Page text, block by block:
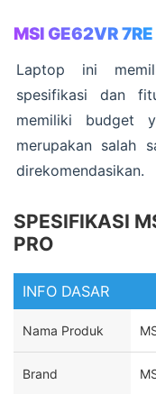
MSI GE62VR
Laptop ini
spesifikasi dan
memiliki budget
merupakan salah
direkomendasikan.
SPESIFIKASI
PRO
INFO DASAR
Nama Produk
Brand